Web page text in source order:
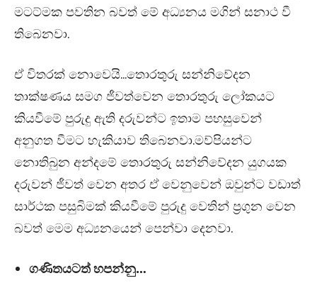
මටට්මක පවතින බවත් මේ අධ්‍යනය මගින් සනාථ වී
තිබෙනවා.
ඒ විතරක් නොවෙයි…තොරතුරු සන්නිවේදන
තාක්ෂණය සමග ජීවත්වෙන තොරතුරු ලෝකයට
කියවීමේ පුරුදු ඇති දරුවන්ට ඉතාම පහසුවෙන්
අනුගත වීමට හැකියාව තිබෙනවා.මව්පියන්ට
නොතිබුන අන්දමේ තොරතුරු සන්නිවේදන යුගයක
දරුවන් ජීවත් වෙන අතර ඒ වෙනුවෙන් ඔවුන්ට වඩාත්
සාර්ථක පසුබිමක් කියවීමේ පුරුදු වෙතින් ප්‍රගුන වෙන
බවත් මෙම අධ්‍යනයෙන් පෙන්වා දෙනවා.
ගණිතයටත් හපන්නු…